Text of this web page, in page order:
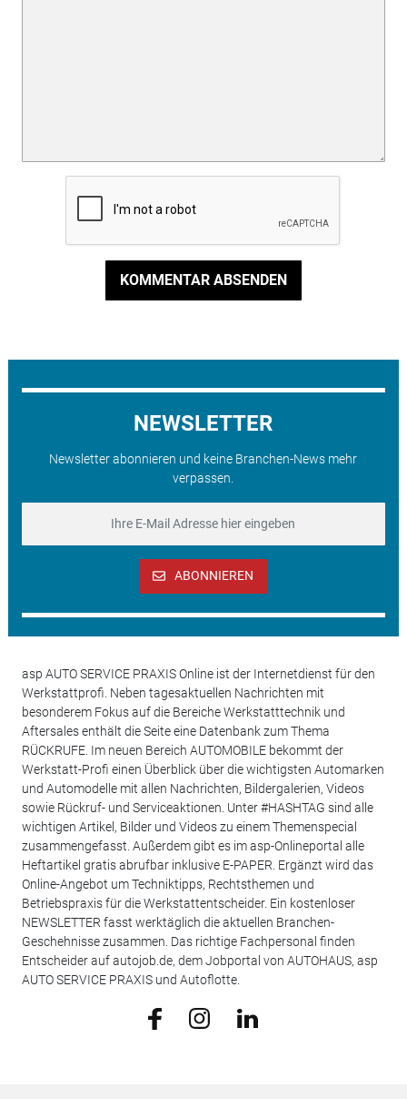
KOMMENTAR ABSENDEN
NEWSLETTER
Newsletter abonnieren und keine Branchen-News mehr
verpassen.
ABONNIEREN
asp AUTO SERVICE PRAXIS Online ist der Internetdienst für den
Werkstattprofi. Neben tagesaktuellen Nachrichten mit
besonderem Fokus auf die Bereiche Werkstatttechnik und
Aftersales enthält die Seite eine Datenbank zum Thema
RÜCKRUFE. Im neuen Bereich AUTOMOBILE bekommt der
Werkstatt-Profi einen Überblick über die wichtigsten Automarken
und Automodelle mit allen Nachrichten, Bildergalerien, Videos
sowie Rückruf- und Serviceaktionen. Unter #HASHTAG sind alle
wichtigen Artikel, Bilder und Videos zu einem Themenspecial
zusammengefasst. Außerdem gibt es im asp-Onlineportal alle
Heftartikel gratis abrufbar inklusive E-PAPER. Ergänzt wird das
Online-Angebot um Techniktipps, Rechtsthemen und
Betriebspraxis für die Werkstattentscheider. Ein kostenloser
NEWSLETTER fasst werktäglich die aktuellen Branchen-
Geschehnisse zusammen. Das richtige Fachpersonal finden
Entscheider auf autojob.de, dem Jobportal von AUTOHAUS, asp
AUTO SERVICE PRAXIS und Autoflotte.